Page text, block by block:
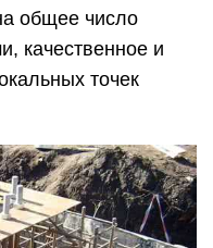
общее число
качественное и
точек